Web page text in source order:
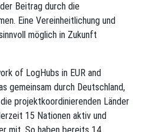
Beitrag durch die
Eine Vereinheitlichung und
möglich in Zukunft
of LogHubs in EUR and
gemeinsam durch Deutschland,
projektkoordinierenden Länder
15 Nationen aktiv und